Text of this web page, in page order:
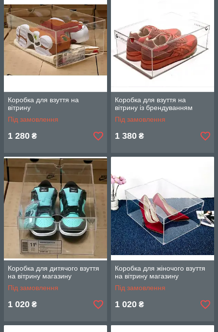
Коробка для взуття на
вітрину
Під замовлення
1 280 ₴
Коробка для взуття на
вітрину із брендуванням
Під замовлення
1 380 ₴
Коробка для дитячого взуття
на вітрину магазину
Під замовлення
1 020 ₴
Коробка для жіночого взуття
на вітрину магазину
Під замовлення
1 020 ₴